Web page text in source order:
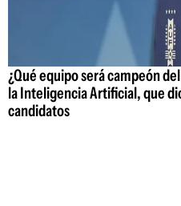
¿Qué equipo será campeón
la Inteligencia Artificial, que
candidatos